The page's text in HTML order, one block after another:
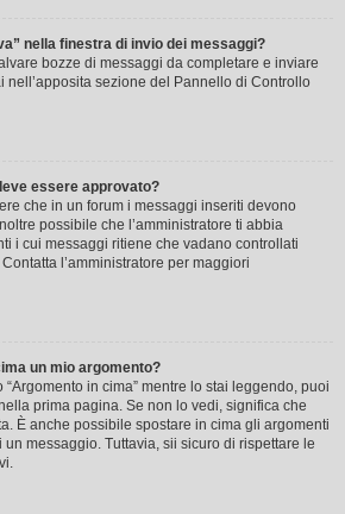
nella finestra di invio dei messaggi?
bozze di messaggi da completare e inviare
nell’apposita sezione del Pannello di Controllo
essere approvato?
che in un forum i messaggi inseriti devono
possibile che l’amministratore ti abbia
i cui messaggi ritiene che vadano controllati
l’amministratore per maggiori
un mio argomento?
in cima” mentre lo stai leggendo, puoi
prima pagina. Se non lo vedi, significa che
È anche possibile spostare in cima gli argomenti
messaggio. Tuttavia, sii sicuro di rispettare le